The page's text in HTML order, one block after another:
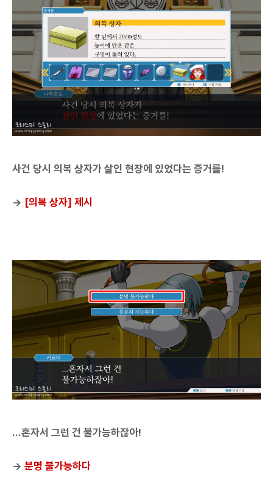
사건 당시 의복 상자가 살인 현장에 있었다는 증거를!
→ [의복 상자] 제시
...혼자서 그런 건 불가능하잖아!
→ 분명 불가능하다